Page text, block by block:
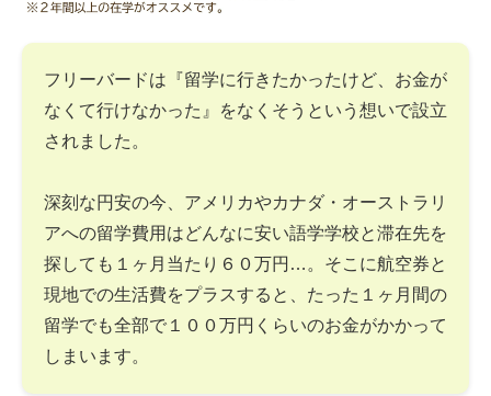
フリーバードは『留学に行きたかったけど、お金が
なくて行けなかった』をなくそうという想いで設立
されました。
深刻な円安の今、アメリカやカナダ・オーストラリ
アへの留学費用はどんなに安い語学学校と滞在先を
探しても１ヶ月当たり６０万円…。そこに航空券と
現地での生活費をプラスすると、たった１ヶ月間の
留学でも全部で１００万円くらいのお金がかかって
しまいます。